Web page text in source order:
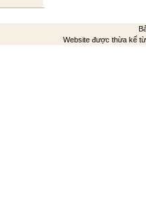
Website được thừa kế